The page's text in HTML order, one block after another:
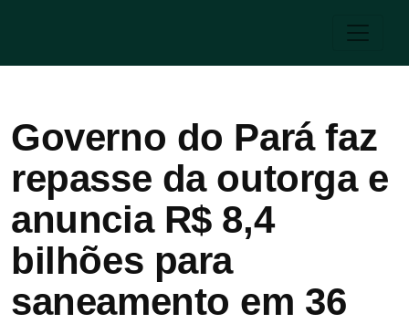
Governo do Pará faz
repasse da outorga e
anuncia R$ 8,4
bilhões para
saneamento em 36